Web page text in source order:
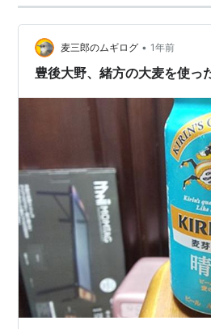
麦三郎のムギログ • 1年前
豊後大野、緒方の大麦を使っ